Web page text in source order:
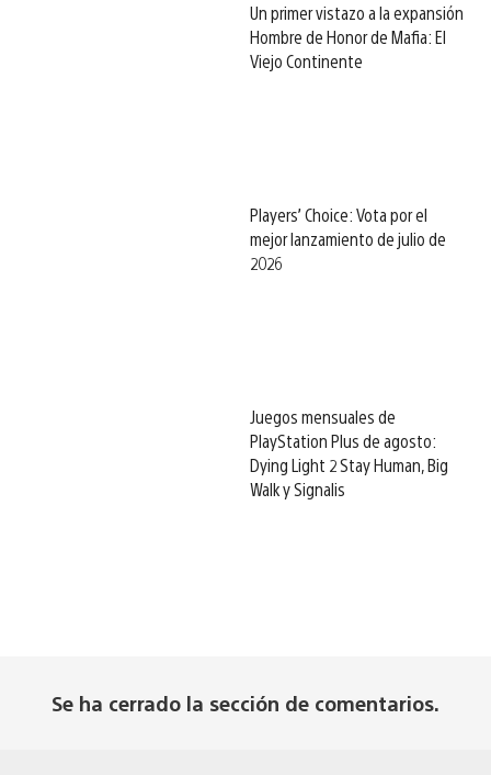
Un primer vistazo a la expansión
Hombre de Honor de Mafia: El
Viejo Continente
Players’ Choice: Vota por el
mejor lanzamiento de julio de
2026
Juegos mensuales de
PlayStation Plus de agosto:
Dying Light 2 Stay Human, Big
Walk y Signalis
Se ha cerrado la sección de comentarios.